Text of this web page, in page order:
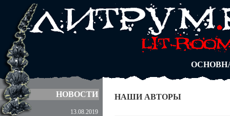
АВТОРЫ
БЛОГИ
АБИТУРА
НОВОСТИ
13.08.2019
НАШИ АВТОРЫ